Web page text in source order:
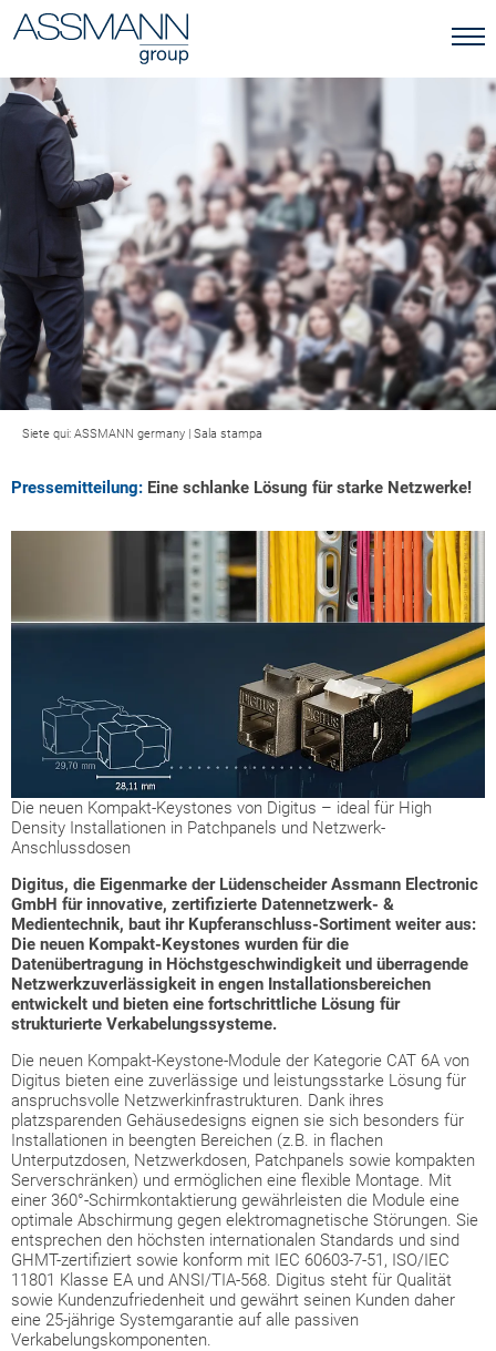
Siete qui: ASSMANN germany | Sala stampa
Pressemitteilung: Eine schlanke Lösung für starke Netzwerke!
Die neuen Kompakt-Keystones von Digitus – ideal für High
Density Installationen in Patchpanels und Netzwerk-
Anschlussdosen
Digitus, die Eigenmarke der Lüdenscheider Assmann Electronic
GmbH für innovative, zertifizierte Datennetzwerk- &
Medientechnik, baut ihr Kupferanschluss-Sortiment weiter aus:
Die neuen Kompakt-Keystones wurden für die
Datenübertragung in Höchstgeschwindigkeit und überragende
Netzwerkzuverlässigkeit in engen Installationsbereichen
entwickelt und bieten eine fortschrittliche Lösung für
strukturierte Verkabelungssysteme.
Die neuen Kompakt-Keystone-Module der Kategorie CAT 6A von
Digitus bieten eine zuverlässige und leistungsstarke Lösung für
anspruchsvolle Netzwerkinfrastrukturen. Dank ihres
platzsparenden Gehäusedesigns eignen sie sich besonders für
Installationen in beengten Bereichen (z.B. in flachen
Unterputzdosen, Netzwerkdosen, Patchpanels sowie kompakten
Serverschränken) und ermöglichen eine flexible Montage. Mit
einer 360°-Schirmkontaktierung gewährleisten die Module eine
optimale Abschirmung gegen elektromagnetische Störungen. Sie
entsprechen den höchsten internationalen Standards und sind
GHMT-zertifiziert sowie konform mit IEC 60603-7-51, ISO/IEC
11801 Klasse EA und ANSI/TIA-568. Digitus steht für Qualität
sowie Kundenzufriedenheit und gewährt seinen Kunden daher
eine 25-jährige Systemgarantie auf alle passiven
Verkabelungskomponenten.